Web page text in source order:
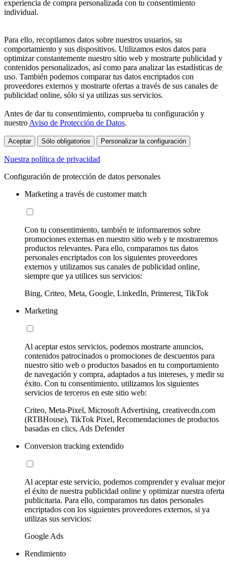
experiencia de compra personalizada con tu consentimiento
individual.
Para ello, recopilamos datos sobre nuestros usuarios, su
comportamiento y sus dispositivos. Utilizamos estos datos para
optimizar constantemente nuestro sitio web y mostrarte publicidad y
contenidos personalizados, así como para analizar las estadísticas de
uso. También podemos comparar tus datos encriptados con
proveedores externos y mostrarte ofertas a través de sus canales de
publicidad online, sólo si ya utilizas sus servicios.
Antes de dar tu consentimiento, comprueba tu configuración y
nuestro Aviso de Protección de Datos.
Aceptar Sólo obligatorios Personalizar la configuración
Nuestra política de privacidad
Configuración de protección de datos personales
Marketing a través de customer match
Con tu consentimiento, también te informaremos sobre
promociones externas en nuestro sitio web y te mostraremos
productos relevantes. Para ello, comparamos tus datos
personales encriptados con los siguientes proveedores
externos y utilizamos sus canales de publicidad online,
siempre que ya utilices sus servicios:
Bing, Criteo, Meta, Google, LinkedIn, Printerest, TikTok
Marketing
Al aceptar estos servicios, podemos mostrarte anuncios,
contenidos patrocinados o promociones de descuentos para
nuestro sitio web o productos basados en tu comportamiento
de navegación y compra, adaptados a tus intereses, y medir su
éxito. Con tu consentimiento, utilizamos los siguientes
servicios de terceros en este sitio web:
Criteo, Meta-Pixel, Microsoft Advertising, creativecdn.com
(RTBHouse), TikTok Pixel, Recomendaciones de productos
basadas en clics, Ads Defender
Conversion tracking extendido
Al aceptar este servicio, podemos comprender y evaluar mejor
el éxito de nuestra publicidad online y optimizar nuestra oferta
publicitaria. Para ello, comparamos tus datos personales
encriptados con los siguientes proveedores externos, si ya
utilizas sus servicios:
Google Ads
Rendimiento